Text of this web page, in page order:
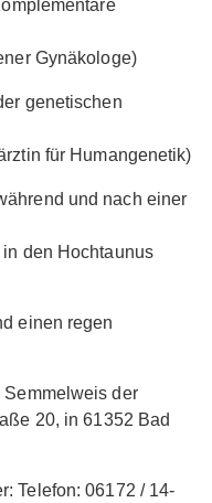
Gynäkologe)
genetischen
für Humangenetik)
und nach einer
den Hochtaunus
einen regen
Semmelweis der
20, in 61352 Bad
Telefon: 06172 / 14-